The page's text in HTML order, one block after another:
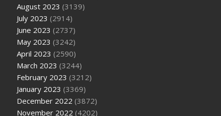
August 2023 (3139)
July 2023 (2914)
June 2023 (2737)
May 2023 (3242)
April 2023 (2590)
March 2023 (3244)
February 2023 (3212)
January 2023 (3369)
December 2022 (3872)
November 2022 (4202)